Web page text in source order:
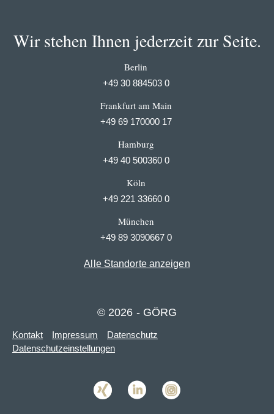
Wir stehen Ihnen jederzeit zur Seite.
Berlin
+49 30 884503 0
Frankfurt am Main
+49 69 170000 17
Hamburg
+49 40 500360 0
Köln
+49 221 33660 0
München
+49 89 3090667 0
Alle Standorte anzeigen
© 2026 - GÖRG
Kontakt Impressum
Datenschutz
Datenschutzeinstellungen